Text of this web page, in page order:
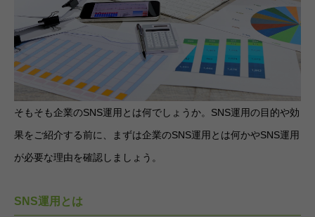
そもそも企業のSNS運用とは何でしょうか。SNS運用の目的や効
果をご紹介する前に、まずは企業のSNS運用とは何かやSNS運用
が必要な理由を確認しましょう。
SNS運用とは